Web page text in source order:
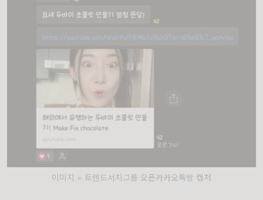
이미지 = 트렌드서치그룹 오픈카카오톡방 캡처